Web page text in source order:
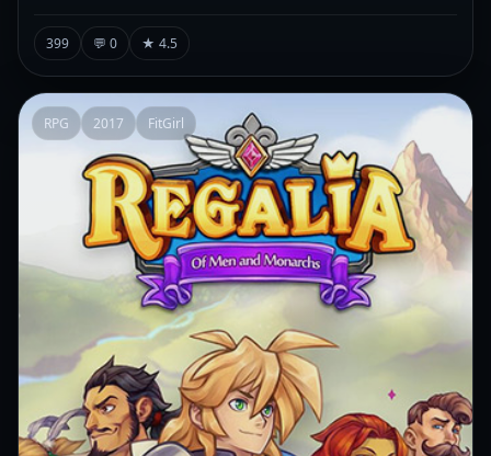
399 💬 0 ★ 4.5
RPG 2017 FitGirl